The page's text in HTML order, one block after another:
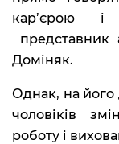
кар’єрою і
представник
Доміняк.
Однак, на
чоловіків
роботу і